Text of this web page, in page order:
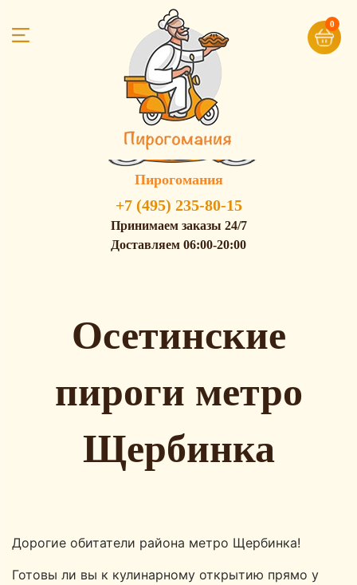
Пирогомания
+7 (495) 235-80-15
Принимаем заказы 24/7
Доставляем 06:00-20:00
Осетинские
пироги метро
Щербинка
Дорогие обитатели района метро Щербинка!
Готовы ли вы к кулинарному открытию прямо у
0